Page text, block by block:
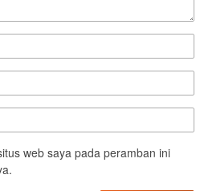
web saya pada peramban ini